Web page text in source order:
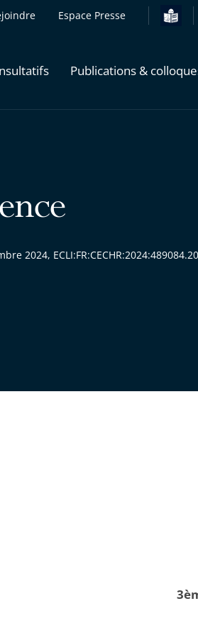
Espace Presse
Publications &
2024,